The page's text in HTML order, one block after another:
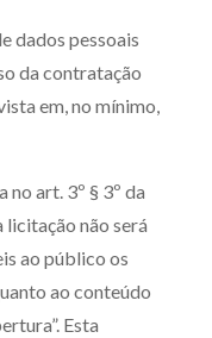
dados pessoais
da contratação
em, no mínimo,
art. 3º § 3º da
licitação não será
ao público os
ao conteúdo
Esta